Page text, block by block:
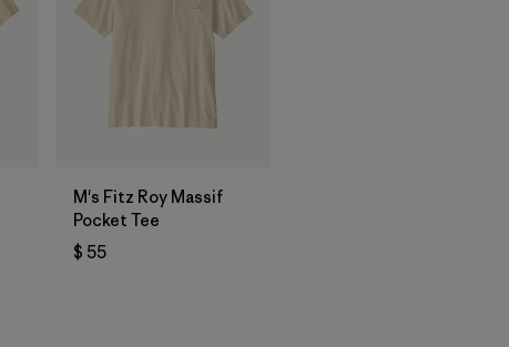
M's Fitz Roy Massif
Pocket Tee
$ 55